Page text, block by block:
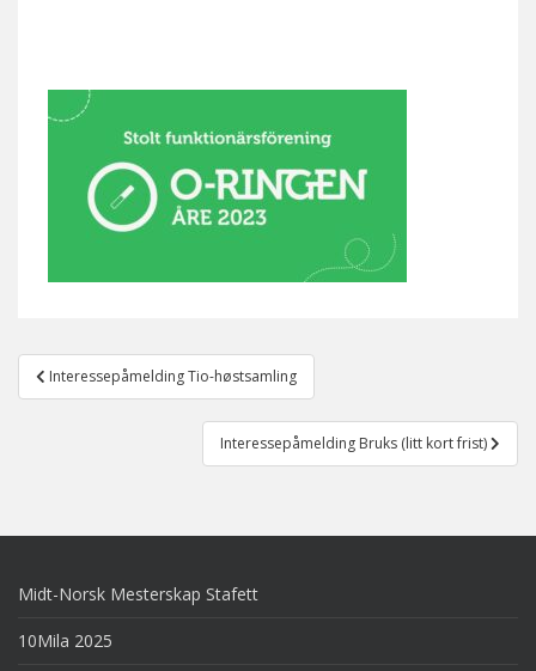
Post
navigation
Interessepåmelding Tio-høstsamling
Interessepåmelding Bruks (litt kort frist)
Midt-Norsk Mesterskap Stafett
10Mila 2025